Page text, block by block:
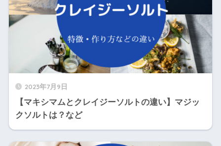
2023年7月9日
【マキシマムとクレイジーソルトの違い】マジッ
クソルトは？など